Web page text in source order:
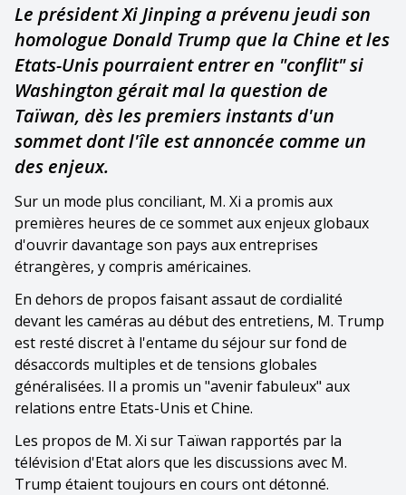
Le président Xi Jinping a prévenu jeudi son
homologue Donald Trump que la Chine et les
Etats-Unis pourraient entrer en "conflit" si
Washington gérait mal la question de
Taïwan, dès les premiers instants d'un
sommet dont l'île est annoncée comme un
des enjeux.
Sur un mode plus conciliant, M. Xi a promis aux
premières heures de ce sommet aux enjeux globaux
d'ouvrir davantage son pays aux entreprises
étrangères, y compris américaines.
En dehors de propos faisant assaut de cordialité
devant les caméras au début des entretiens, M. Trump
est resté discret à l'entame du séjour sur fond de
désaccords multiples et de tensions globales
généralisées. Il a promis un "avenir fabuleux" aux
relations entre Etats-Unis et Chine.
Les propos de M. Xi sur Taïwan rapportés par la
télévision d'Etat alors que les discussions avec M.
Trump étaient toujours en cours ont détonné.